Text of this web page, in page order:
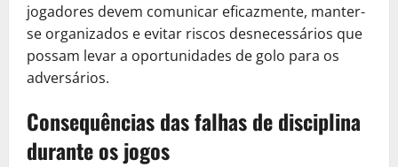
jogadores devem comunicar eficazmente, manter-
se organizados e evitar riscos desnecessários que
possam levar a oportunidades de golo para os
adversários.
Consequências das falhas de disciplina
durante os jogos